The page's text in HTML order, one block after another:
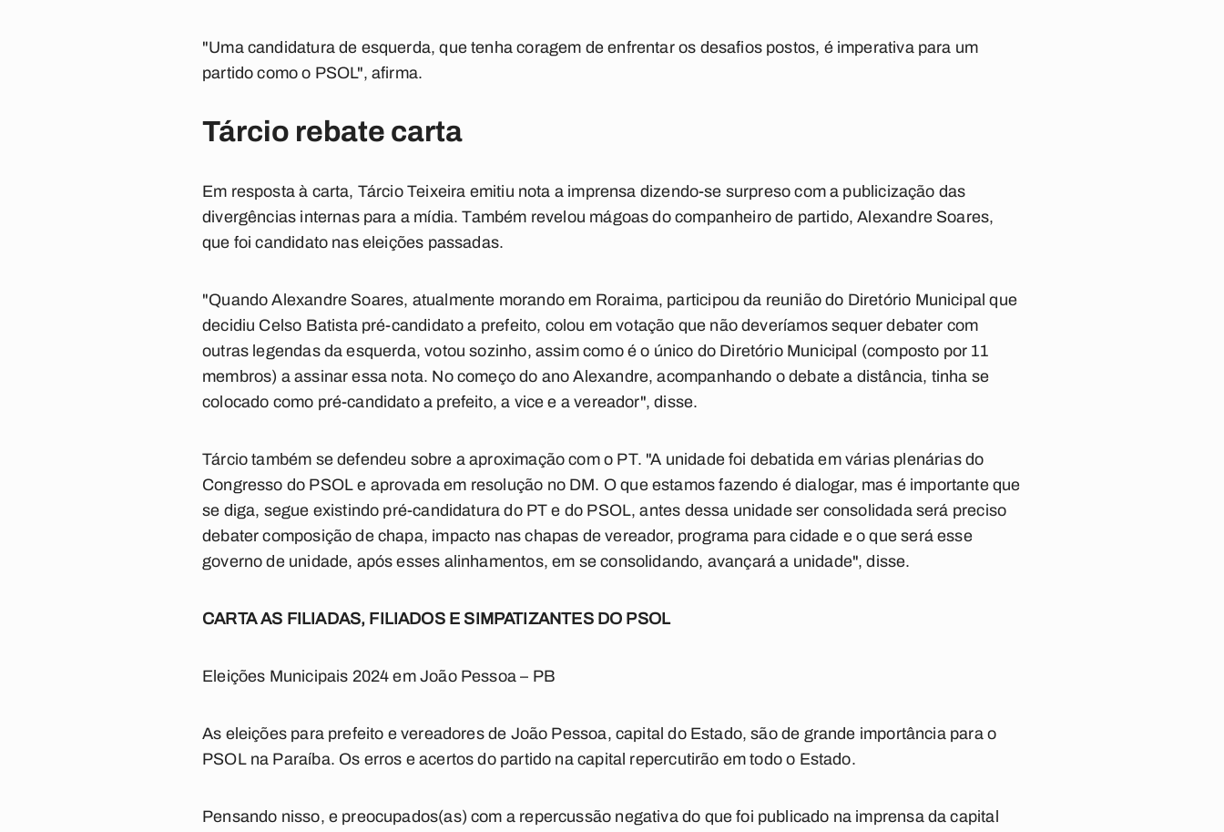
"Uma candidatura de esquerda, que tenha coragem de enfrentar os desafios postos, é imperativa para um
partido como o PSOL", afirma.
Tárcio rebate carta
Em resposta à carta, Tárcio Teixeira emitiu nota a imprensa dizendo-se surpreso com a publicização das
divergências internas para a mídia. Também revelou mágoas do companheiro de partido, Alexandre Soares,
que foi candidato nas eleições passadas.
"Quando Alexandre Soares, atualmente morando em Roraima, participou da reunião do Diretório Municipal que
decidiu Celso Batista pré-candidato a prefeito, colou em votação que não deveríamos sequer debater com
outras legendas da esquerda, votou sozinho, assim como é o único do Diretório Municipal (composto por 11
membros) a assinar essa nota. No começo do ano Alexandre, acompanhando o debate a distância, tinha se
colocado como pré-candidato a prefeito, a vice e a vereador", disse.
Tárcio também se defendeu sobre a aproximação com o PT. "A unidade foi debatida em várias plenárias do
Congresso do PSOL e aprovada em resolução no DM. O que estamos fazendo é dialogar, mas é importante que
se diga, segue existindo pré-candidatura do PT e do PSOL, antes dessa unidade ser consolidada será preciso
debater composição de chapa, impacto nas chapas de vereador, programa para cidade e o que será esse
governo de unidade, após esses alinhamentos, em se consolidando, avançará a unidade", disse.
CARTA AS FILIADAS, FILIADOS E SIMPATIZANTES DO PSOL
Eleições Municipais 2024 em João Pessoa – PB
As eleições para prefeito e vereadores de João Pessoa, capital do Estado, são de grande importância para o
PSOL na Paraíba. Os erros e acertos do partido na capital repercutirão em todo o Estado.
Pensando nisso, e preocupados(as) com a repercussão negativa do que foi publicado na imprensa da capital